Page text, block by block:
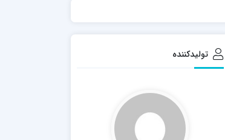
مدرسه اباصالح المهدی عج
مدرسه امام جعفر صادق علیه السلام ساوجبلاغ
مدرسه علمیه امام حسن مجتبی(ع) چهارباغ
تولیدکننده